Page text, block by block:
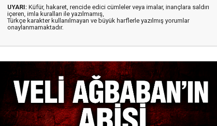
UYARI: Küfür, hakaret, rencide edici cümleler veya imalar, inançlara saldırı
içeren, imla kuralları ile yazılmamış,
Türkçe karakter kullanılmayan ve büyük harflerle yazılmış yorumlar
onaylanmamaktadır.